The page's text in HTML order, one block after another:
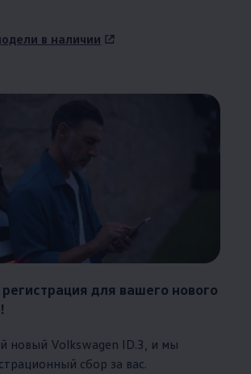
в наличии
для вашего нового
!
новый Volkswagen ID.3, и мы
сбор за вас.